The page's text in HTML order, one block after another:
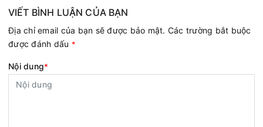
VIẾT BÌNH LUẬN CỦA BẠN
Địa chỉ email của bạn sẽ được bảo mật. Các trường bắt buộc
được đánh dấu *
Nội dung*